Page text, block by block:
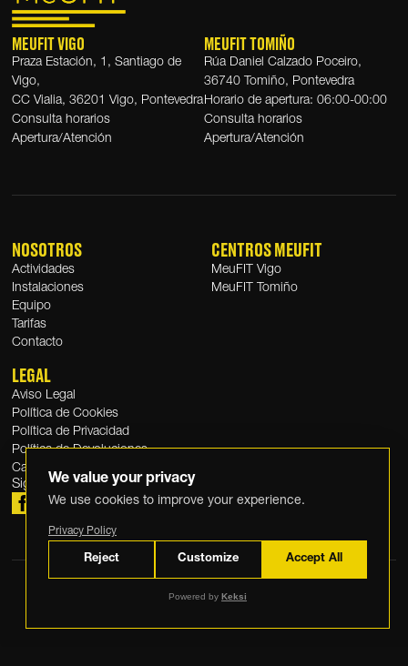
MEUFIT VIGO
Praza Estación, 1, Santiago de
Vigo,
CC Vialia, 36201 Vigo, Pontevedra
Consulta horarios
Apertura/Atención
MEUFIT TOMIÑO
Rúa Daniel Calzado Poceiro,
36740 Tomiño, Pontevedra
Horario de apertura: 06:00-00:00
Consulta horarios
Apertura/Atención
NOSOTROS
Actividades
Instalaciones
Equipo
Tarifas
Contacto
CENTROS MEUFIT
MeuFIT Vigo
MeuFIT Tomiño
LEGAL
Aviso Legal
Política de Cookies
Política de Privacidad
Política de Devoluciones
Canal Ético
Sigue aMeuFIT
We value your privacy
We use cookies to improve your experience.
Privacy Policy
Reject Customize Accept All
Powered by Keksi